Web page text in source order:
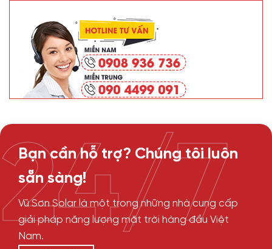
Bạn cần hỗ trợ? Chúng tôi luôn
sẵn sàng!
Vũ Sơn Solar là một trong những nhà cung cấp
giải pháp năng lượng mặt trời hàng đầu Việt
Nam.
24/7